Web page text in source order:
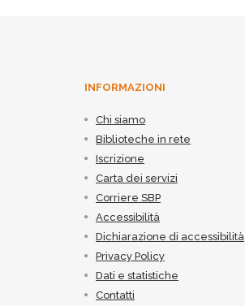
INFORMAZIONI
Chi siamo
Biblioteche in rete
Iscrizione
Carta dei servizi
Corriere SBP
Accessibilità
Dichiarazione di accessibilità
Privacy Policy
Dati e statistiche
Contatti